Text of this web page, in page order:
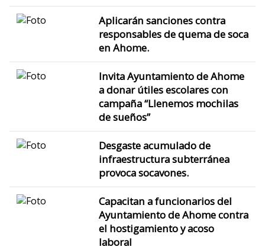
Aplicarán sanciones contra
responsables de quema de soca
en Ahome.
Invita Ayuntamiento de Ahome
a donar útiles escolares con
campaña “Llenemos mochilas
de sueños”
Desgaste acumulado de
infraestructura subterránea
provoca socavones.
Capacitan a funcionarios del
Ayuntamiento de Ahome contra
el hostigamiento y acoso
laboral